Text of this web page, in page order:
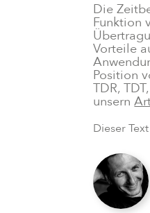
Die
Funktion
Vorteile
Position
TDR,
unsern
Dieser